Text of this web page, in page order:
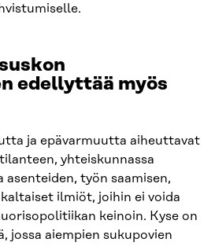
edellyttää myös
ja epävarmuutta aiheuttavat
yhteiskunnassa
asenteiden, työn saamisen,
ilmiöt, joihin ei voida
keinoin. Kyse on
jossa aiempien sukupovien